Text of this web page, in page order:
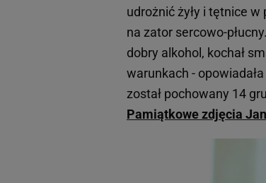
udrożnić żyły i tętnice w
na zator sercowo-
dobry alkohol, kochał
warunkach -
został pochowany 14
Pamiątkowe zdjęcia